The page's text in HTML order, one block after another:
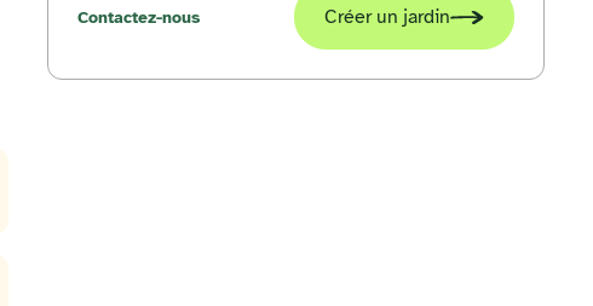
Contactez-nous Créer un jardin